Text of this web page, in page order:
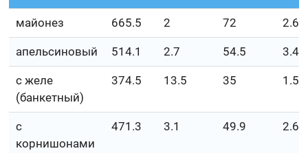
майонез 665.5 2 72 2.6
апельсиновый 514.1 2.7 54.5 3.4
с желе
(банкетный)
374.5 13.5 35 1.5
с
корнишонами
471.3 3.1 49.9 2.6